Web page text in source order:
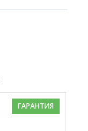
ГАРАНТИЯ